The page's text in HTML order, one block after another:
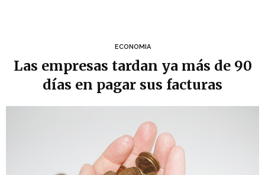
ECONOMIA
Las empresas tardan ya más de 90
días en pagar sus facturas